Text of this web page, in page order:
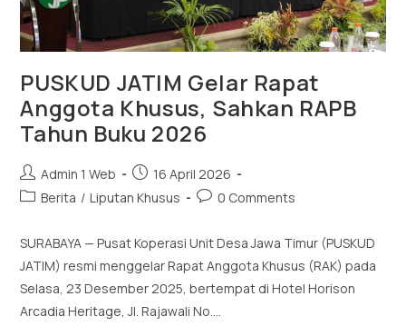
PUSKUD JATIM Gelar Rapat
Anggota Khusus, Sahkan RAPB
Tahun Buku 2026
Admin 1 Web
16 April 2026
Berita / Liputan Khusus 0 Comments
SURABAYA — Pusat Koperasi Unit Desa Jawa Timur (PUSKUD
JATIM) resmi menggelar Rapat Anggota Khusus (RAK) pada
Selasa, 23 Desember 2025, bertempat di Hotel Horison
Arcadia Heritage, Jl. Rajawali No.…